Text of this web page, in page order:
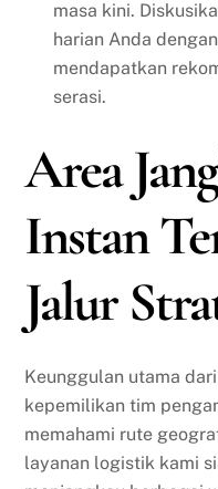
masa kini.
harian Anda
mendapatkan
serasi.
Area
Instan
Jalur
Keunggulan utama
kepemilikan tim
memahami rute
layanan logistik kami